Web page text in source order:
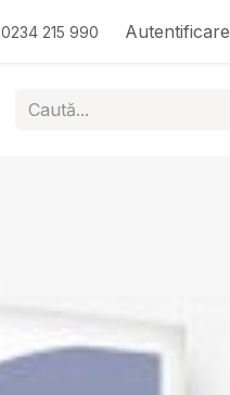
0234 215 990 Autentificare